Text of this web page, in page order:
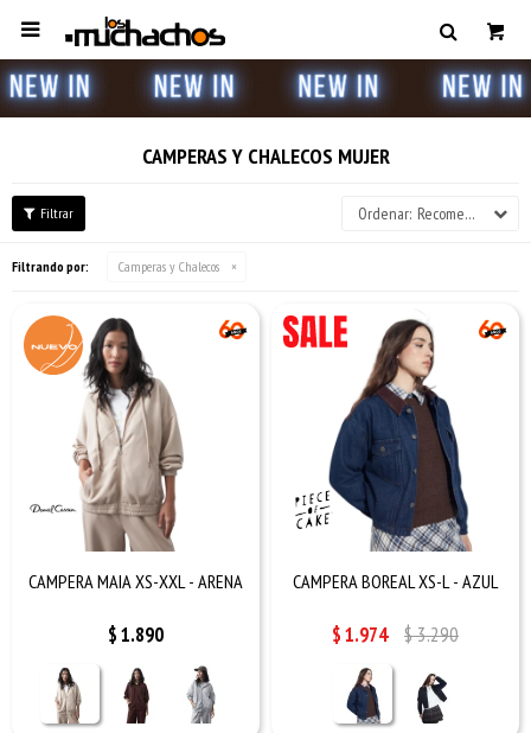

CAMPERAS Y CHALECOS MUJER
Recomendados
Filtrando por: Camperas y Chalecos
CAMPERA MAIA XS-XXL - ARENA
$1.890
CAMPERA BOREAL XS-L - AZUL
$1.974 $3.290